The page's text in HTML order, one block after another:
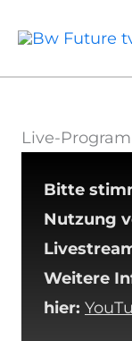
Inhalt
springen
Live-
Bitte
Nutzung
Weitere
hier: